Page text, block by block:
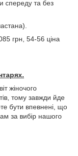
спереду та без
грн, 54-56 ціна
жіночого
тому завжди йде
бути впевнені, що
за вибір нашого